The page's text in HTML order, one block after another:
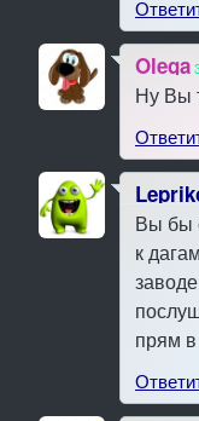
Olega
Ну Вы
Вы бы
к
прям